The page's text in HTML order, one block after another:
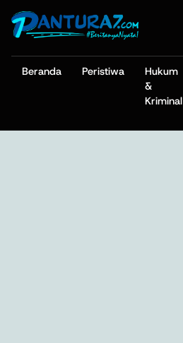
Beranda Peristiwa
Hukum
&
Kriminal